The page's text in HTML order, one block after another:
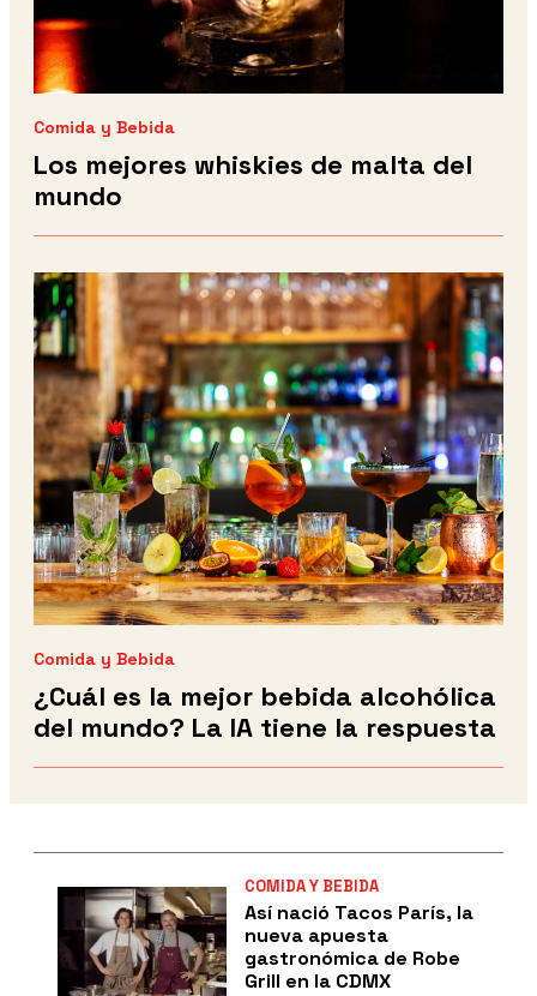
Comida y Bebida
Los mejores whiskies de malta del
mundo
Comida y Bebida
¿Cuál es la mejor bebida alcohólica
del mundo? La IA tiene la respuesta
COMIDA Y BEBIDA
Así nació Tacos París, la
nueva apuesta
gastronómica de Robe
Grill en la CDMX